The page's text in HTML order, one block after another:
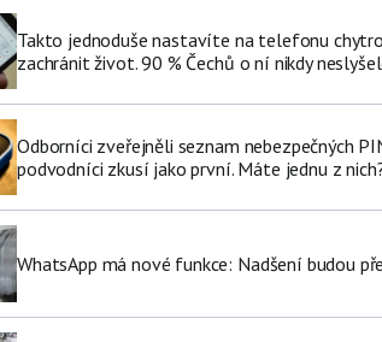
Takto jednoduše nastavíte na telefonu
zachránit život. 90 % Čechů o ní nikdy
Odborníci zveřejněli seznam nebezpečných
podvodníci zkusí jako první. Máte jednu z
WhatsApp má nové funkce: Nadšení budou